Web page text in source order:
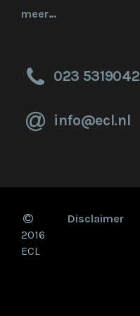
meer…
023 5319042
info@ecl.nl
2016
ECL
Disclaimer